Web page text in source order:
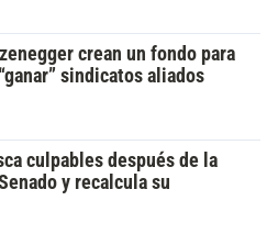
crean un fondo para
sindicatos aliados
culpables después de la
y recalcula su